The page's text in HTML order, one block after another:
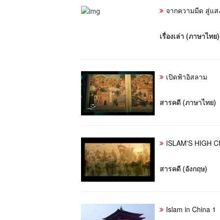
จากความมืด สู่แส
เรื่องเล่า (ภาษาไทย)
เปิดฟ้าอิสลาม
สารคดี (ภาษาไทย)
ISLAM'S HIGH
สารคดี (อังกฤษ)
Islam in China 1